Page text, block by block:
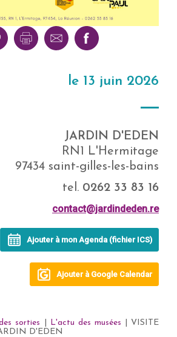
le 13 juin 2026
JARDIN D'EDEN
RN1 L'Hermitage
97434 saint-gilles-les-bains
tel. 0262 33 83 16
contact@jardindeden.re
Ajouter à mon Agenda (fichier ICS)
Ajouter à Google Calendar
sorties L'actu des musées | VISITE
D'EDEN